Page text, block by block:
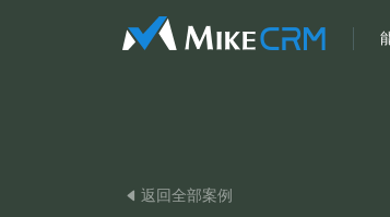
 返回全部案例